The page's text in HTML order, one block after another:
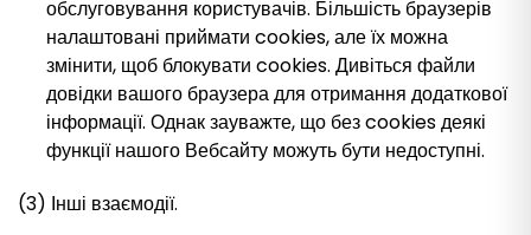
обслуговування користувачів. Більшість браузерів
налаштовані приймати cookies, але їх можна
змінити, щоб блокувати cookies. Дивіться файли
довідки вашого браузера для отримання додаткової
інформації. Однак зауважте, що без cookies деякі
функції нашого Вебсайту можуть бути недоступні.
(3) Інші взаємодії.